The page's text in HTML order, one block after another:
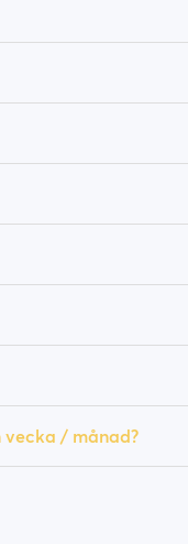
vecka / månad?